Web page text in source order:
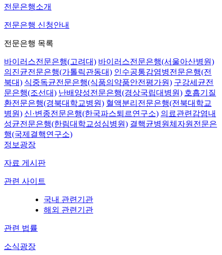
전문은행소개
전문은행 신청안내
전문은행 목록
바이러스전문은행(고려대) 바이러스전문은행(서울아산병원)
의진균전문은행(가톨릭관동대) 인수공통감염병전문은행(전
북대) 식중독균전문은행(식품의약품안전평가원) 구강세균전
문은행(조선대) 난배양성전문은행(경상국립대병원) 호흡기질
환전문은행(경북대학교병원) 혈액분리전문은행(전북대학교
병원) 신·변종전문은행(한국파스퇴르연구소) 의료관련감염내
성균전문은행(한림대학교성심병원) 결핵균병원체자원전문은
행(국제결핵연구소)
정보광장
자료 게시판
관련 사이트
국내 관련기관
해외 관련기관
관련 법률
소식광장